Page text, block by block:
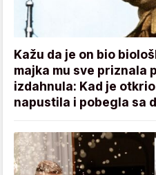
Kažu da je on bio
majka mu sve priznala
izdahnula: Kad je
napustila i pobegla sa